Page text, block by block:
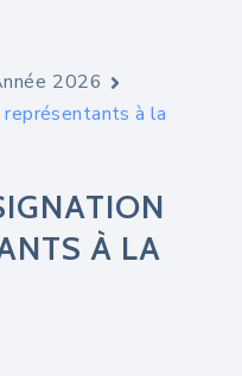
2026
à la
À LA